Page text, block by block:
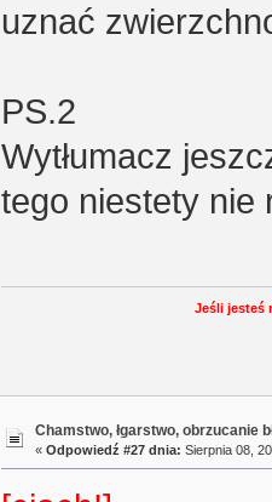
uznać
PS.2
Wytłumacz
tego niestety nie
Jeśli jesteś
Chamstwo, łgarstwo, obrzucanie
« Odpowiedź #27 dnia: Sierpnia 08,